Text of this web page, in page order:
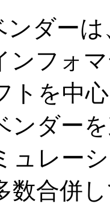
ダーは
ンフォ
トを中
ンダー
ュレー
数合併